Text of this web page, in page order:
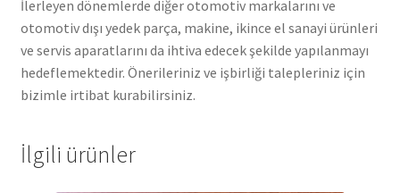
İlerleyen dönemlerde diğer otomotiv markalarını ve
otomotiv dışı yedek parça, makine, ikince el sanayi ürünleri
ve servis aparatlarını da ihtiva edecek şekilde yapılanmayı
hedeflemektedir. Önerileriniz ve işbirliği talepleriniz için
bizimle irtibat kurabilirsiniz.
İlgili ürünler